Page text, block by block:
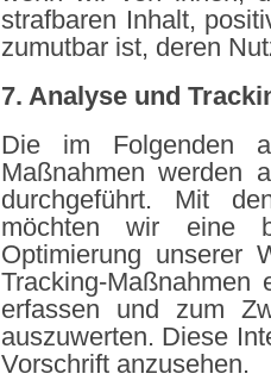
strafbaren Inhalt,
zumutbar ist, deren
7. Analyse und
Die im Folgenden
Maßnahmen
durchgeführt. Mit
möchten wir eine
Optimierung unserer
Tracking-
erfassen und zum
auszuwerten. Diese
Vorschrift anzusehen.